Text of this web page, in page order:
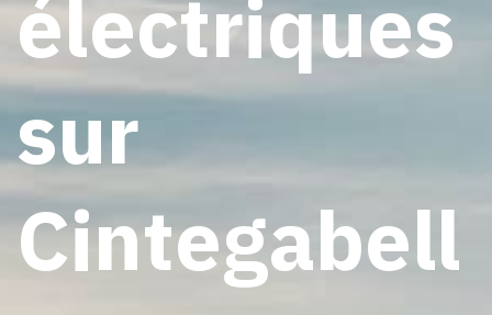
électriques
sur
Cintegabell